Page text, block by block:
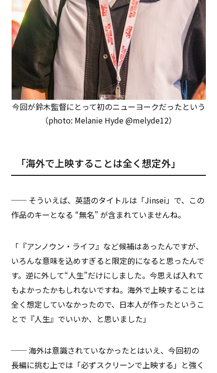
今回が鈴木監督にとって初のニューヨークだったという
（photo: Melanie Hyde @melyde12）
「海外で上映することは全く想定外」
── そういえば、英語のタイトルは「Jinsei」で、この
作品のキーとなる “無名” が含まれていませんね。
「『アンノウン・ライフ』など候補はあったんですが、
いろんな意味を込めすぎると限定的になると思ったんで
す。逆に外して“人生”だけにしました。今思えば入れて
もよかったかもしれないですね。海外で上映することは
全く想定していなかったので、日本人が作ったというこ
とで『人生』でいいか、と思いました」
── 海外は意識されていなかったとはいえ、今回初の
長編に挑む上では「必ずスクリーンで上映する」と強く